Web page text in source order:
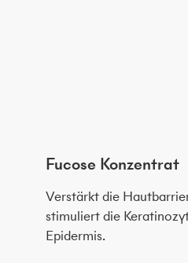
Fucose Konzentrat
Verstärkt die
stimuliert die
Epidermis.